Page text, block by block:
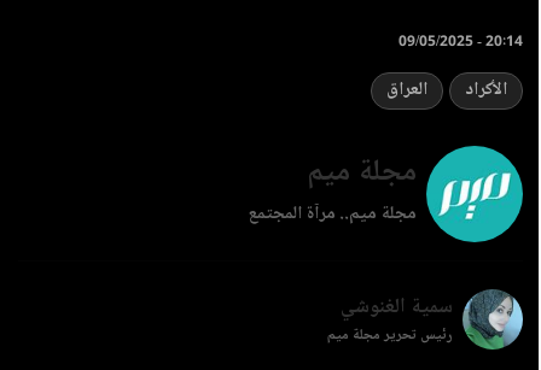
09/05/2025 - 20:14
الأكراد العراق
مجلة ميم
مجلة ميم.. مرآة المجتمع
سمية الغنوشي
رئيس تحرير مجلة ميم